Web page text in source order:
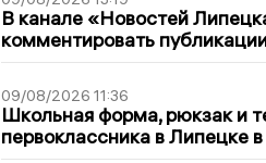
В канале «Новостей
комментировать
09/08/2026 11:36
Школьная форма, рюкзак и
первоклассника в Липецке